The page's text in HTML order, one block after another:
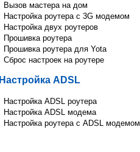
Вызов мастера на дом
Настройка роутера с 3G модемом
Настройка двух роутеров
Прошивка роутера
Прошивка роутера для Yota
Сброс настроек на роутере
Настройка ADSL
Настройка ADSL роутера
Настройка ADSL модема
Настройка роутера с ADSL модемом